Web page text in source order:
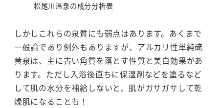
松尾川温泉の成分分析表
しかしこれらの泉質にも弱点はあります。あくまで
一般論であり例外もありますが、アルカリ性単純硫
黄泉は、主に古い角質を落とす性質と美白効果があ
ります。ただし入浴後直ちに保湿剤などを塗るなど
して肌の水分を補給しないと、肌がガサガサして乾
燥肌になることも！